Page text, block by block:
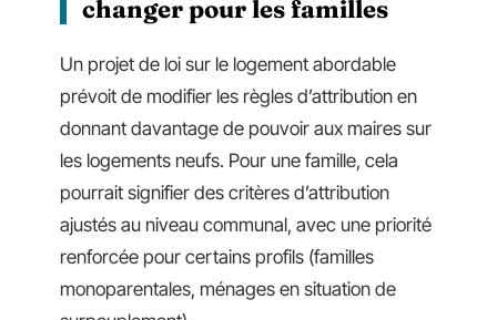
changer pour les familles
Un projet de loi sur le logement abordable
prévoit de modifier les règles d’attribution en
donnant davantage de pouvoir aux maires sur
les logements neufs. Pour une famille, cela
pourrait signifier des critères d’attribution
ajustés au niveau communal, avec une priorité
renforcée pour certains profils (familles
monoparentales, ménages en situation de